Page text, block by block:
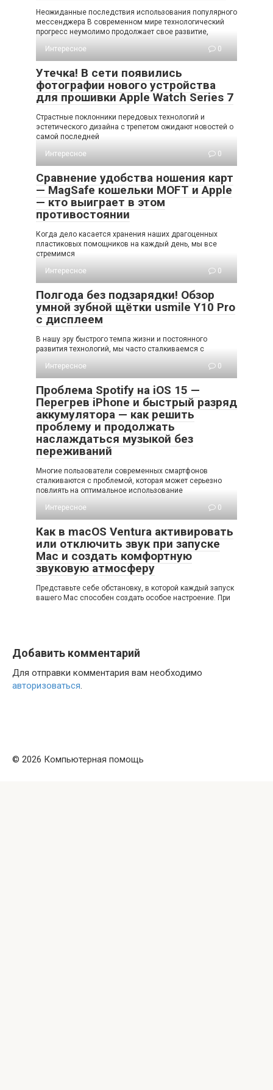
Неожиданные последствия использования популярного
мессенджера В современном мире технологический
прогресс неумолимо продолжает свое развитие,
Интересное
0
Утечка! В сети появились
фотографии нового устройства
для прошивки Apple Watch Series 7
Страстные поклонники передовых технологий и
эстетического дизайна с трепетом ожидают новостей о
самой последней
Интересное
0
Сравнение удобства ношения карт
— MagSafe кошельки MOFT и Apple
— кто выиграет в этом
противостоянии
Когда дело касается хранения наших драгоценных
пластиковых помощников на каждый день, мы все
стремимся
Интересное
0
Полгода без подзарядки! Обзор
умной зубной щётки usmile Y10 Pro
с дисплеем
В нашу эру быстрого темпа жизни и постоянного
развития технологий, мы часто сталкиваемся с
Интересное
0
Проблема Spotify на iOS 15 —
Перегрев iPhone и быстрый разряд
аккумулятора — как решить
проблему и продолжать
наслаждаться музыкой без
переживаний
Многие пользователи современных смартфонов
сталкиваются с проблемой, которая может серьезно
повлиять на оптимальное использование
Интересное
0
Как в macOS Ventura активировать
или отключить звук при запуске
Mac и создать комфортную
звуковую атмосферу
Представьте себе обстановку, в которой каждый запуск
вашего Mac способен создать особое настроение. При
Добавить комментарий
Для отправки комментария вам необходимо
авторизоваться.
© 2026 Компьютерная помощь